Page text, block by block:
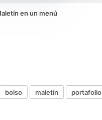
en un menú
bolso maletín portafolio